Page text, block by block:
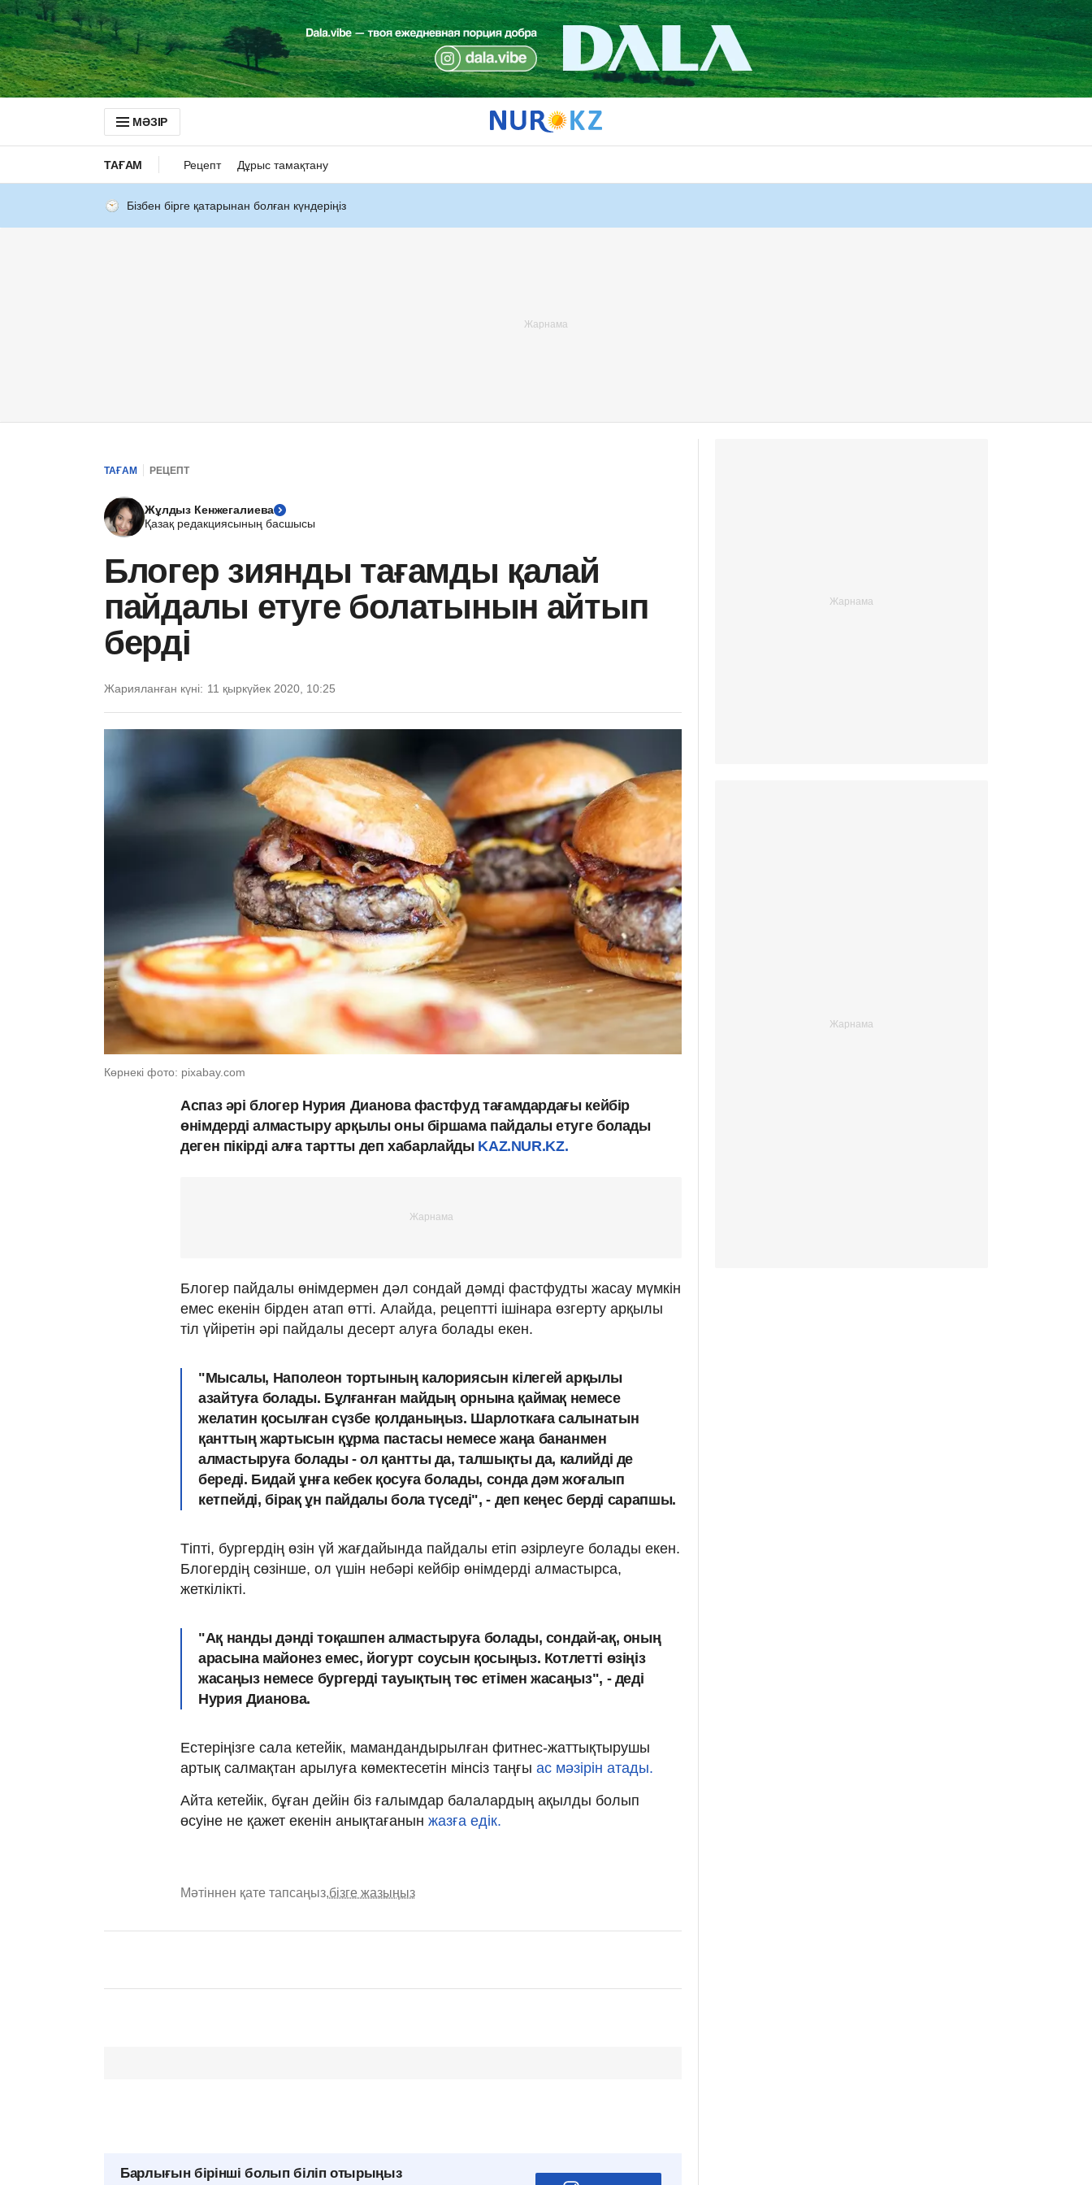
МӘЗІР
ТАҒАМ Рецепт Дұрыс тамақтану
Бізбен бірге қатарынан болған күндеріңіз
ТАҒАМ РЕЦЕПТ
Жұлдыз Кенжегалиева
Қазақ редакциясының басшысы
Блогер зиянды тағамды қалай
пайдалы етуге болатынын айтып
берді
Жарияланған күні: 11 қыркүйек 2020, 10:25
Көрнекі фото: pixabay.com
Аспаз әрі блогер Нурия Дианова фастфуд тағамдардағы кейбір
өнімдерді алмастыру арқылы оны біршама пайдалы етуге болады
деген пікірді алға тартты деп хабарлайды KAZ.NUR.KZ.
Блогер пайдалы өнімдермен дәл сондай дәмді фастфудты жасау мүмкін
емес екенін бірден атап өтті. Алайда, рецептті ішінара өзгерту арқылы
тіл үйіретін әрі пайдалы десерт алуға болады екен.
"Мысалы, Наполеон тортының калориясын кілегей арқылы
азайтуға болады. Бұлғанған майдың орнына қаймақ немесе
желатин қосылған сүзбе қолданыңыз. Шарлоткаға салынатын
қанттың жартысын құрма пастасы немесе жаңа бананмен
алмастыруға болады - ол қантты да, талшықты да, калийді де
береді. Бидай ұнға кебек қосуға болады, сонда дәм жоғалып
кетпейді, бірақ ұн пайдалы бола түседі", - деп кеңес берді сарапшы.
Тіпті, бургердің өзін үй жағдайында пайдалы етіп әзірлеуге болады екен.
Блогердің сөзінше, ол үшін небәрі кейбір өнімдерді алмастырса,
жеткілікті.
"Ақ нанды дәнді тоқашпен алмастыруға болады, сондай-ақ, оның
арасына майонез емес, йогурт соусын қосыңыз. Котлетті өзіңіз
жасаңыз немесе бургерді тауықтың төс етімен жасаңыз", - деді
Нурия Дианова.
Естеріңізге сала кетейік, мамандандырылған фитнес-жаттықтырушы
артық салмақтан арылуға көмектесетін мінсіз таңғы ас мәзірін атады.
Айта кетейік, бұған дейін біз ғалымдар балалардың ақылды болып
өсуіне не қажет екенін анықтағанын жазға едік.
Мәтіннен қате тапсаңыз,бізге жазыңыз
Барлығын бірінші болып біліп отырыңыз